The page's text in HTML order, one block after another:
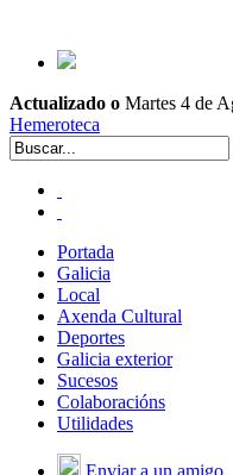
Actualizado o Martes 4 de
Hemeroteca
Portada
Galicia
Local
Axenda Cultural
Deportes
Galicia exterior
Sucesos
Colaboracións
Utilidades
Enviar a un amigo